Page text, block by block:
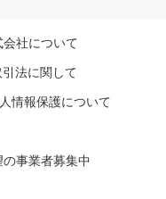
社について
法に関して
情報保護について
事業者募集中